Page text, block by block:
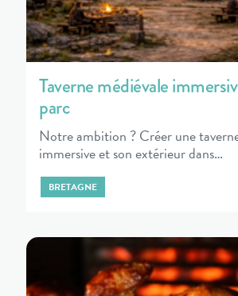
Taverne médiévale
parc
Notre ambition ? Créer une
immersive et son extérieur dans…
BRETAGNE